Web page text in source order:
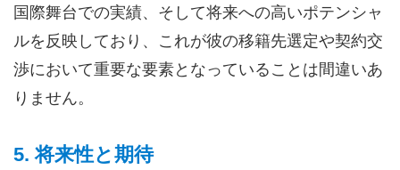
国際舞台での実績、そして将来への高いポテンシャ
ルを反映しており、これが彼の移籍先選定や契約交
渉において重要な要素となっていることは間違いあ
りません。
5. 将来性と期待